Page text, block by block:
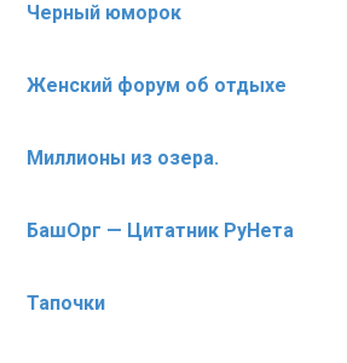
Черный юморок
Женский форум об отдыхе
Миллионы из озера.
БашОрг — Цитатник РуНета
Тапочки